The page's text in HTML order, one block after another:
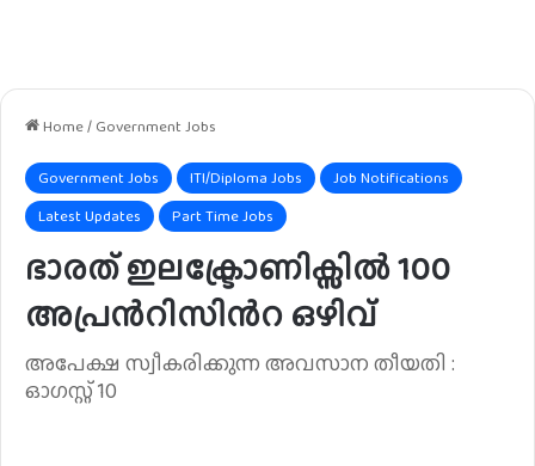
Home/ Government Jobs
Government Jobs ITI/Diploma Jobs
Job Notifications
Latest Updates
Part Time Jobs
ഭാരത് ഇലക്ട്രോണിക്സിൽ 100
അപ്രൻറിസിൻറ ഒഴിവ്
അപേക്ഷ സ്വീകരിക്കുന്ന അവസാന തീയതി :
ഓഗസ്റ്റ് 10